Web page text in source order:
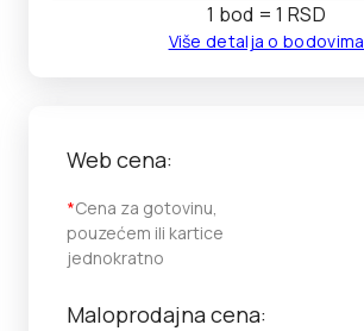
1 bod = 1 RSD
Više detalja o bodovima
Web cena:
*Cena za gotovinu,
pouzećem ili kartice
jednokratno
Maloprodajna cena: